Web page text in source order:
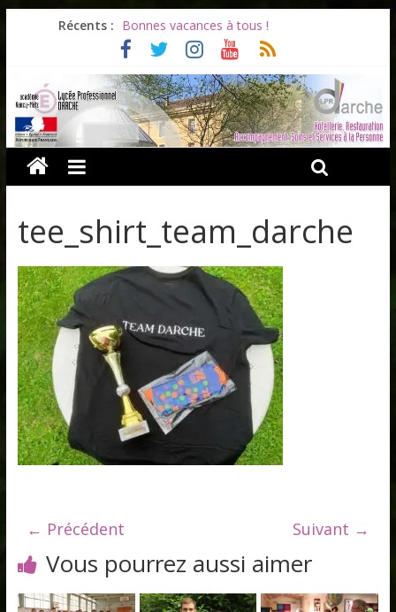
Récents : Bonnes vacances à tous !
Infos rentrée septembre 2026
Soirée d’adieux au Lycée Darche
Les ULiS en haut du podium
Océane et la promotion du bénévolat
tee_shirt_team_darche
← Précédent Suivant →
Vous pourrez aussi aimer